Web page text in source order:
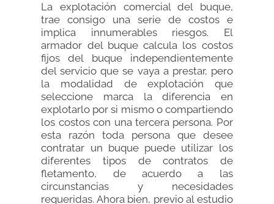
La explotación comercial del buque,
trae consigo una serie de costos e
implica innumerables riesgos. El
armador del buque calcula los costos
fijos del buque independientemente
del servicio que se vaya a prestar, pero
la modalidad de explotación que
seleccione marca la diferencia en
explotarlo por si mismo o compartiendo
los costos con una tercera persona. Por
esta razón toda persona que desee
contratar un buque puede utilizar los
diferentes tipos de contratos de
fletamento, de acuerdo a las
circunstancias y necesidades
requeridas. Ahora bien, previo al estudio